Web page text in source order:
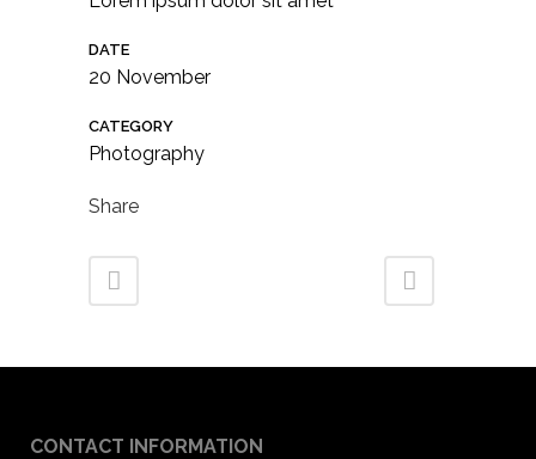
DATE
20 November
CATEGORY
Photography
Share
CONTACT INFORMATION